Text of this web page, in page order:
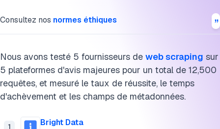
Consultez nos normes éthiques
Nous avons testé 5 fournisseurs de web scraping sur
5 plateformes d'avis majeures pour un total de 12,500
requêtes, et mesuré le taux de réussite, le temps
d'achèvement et les champs de métadonnées.
1
Bright Data